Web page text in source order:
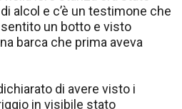
alcol e c’è un testimone che
un botto e visto
barca che prima aveva
di avere visto i
in visibile stato